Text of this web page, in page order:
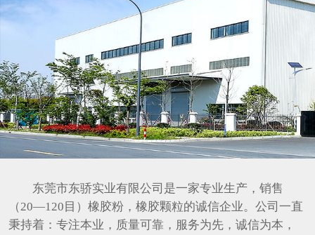
东莞市东骄实业有限公司是一家专业生产，销售
（20—120目）橡胶粉，橡胶颗粒的诚信企业。公司一直
秉持着：专注本业，质量可靠，服务为先，诚信为本，